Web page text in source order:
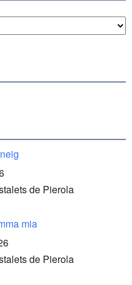
de Pierola
mia
de Pierola